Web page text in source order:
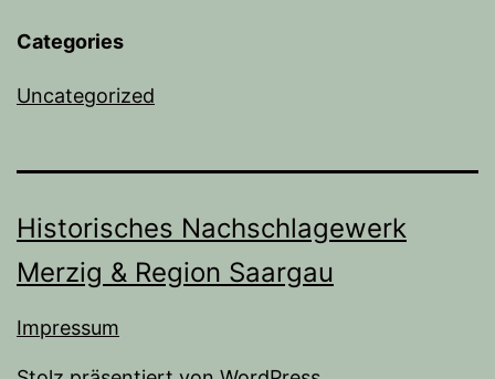
Categories
Uncategorized
Historisches Nachschlagewerk
Merzig & Region Saargau
Impressum